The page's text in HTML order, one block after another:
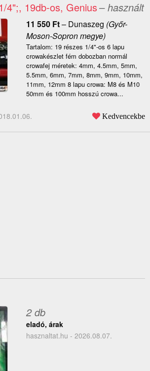
4";, 19db-os, Genius– használt
11 550 Ft– Dunaszeg (Győr-
Moson-Sopron megye)
Tartalom: 19 részes 1/4"-os 6 lapu
crowakészlet fém dobozban normál
crowafej méretek: 4mm, 4.5mm, 5mm,
5.5mm, 6mm, 7mm, 8mm, 9mm, 10mm,
11mm, 12mm 8 lapu crowa: M8 és M10
50mm és 100mm hosszú crowa...
Kedvencekbe
2 db
eladó, árak
hasznaltat.hu - 2026.08.07.